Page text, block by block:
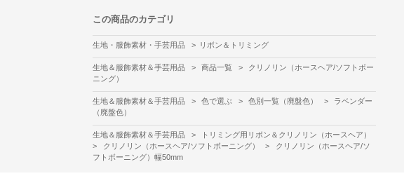
この商品のカテゴリ
生地・服飾素材・手芸用品 > リボン＆トリミング
生地＆服飾素材＆手芸用品 > 商品一覧 >
クリノリン（ホースヘア/ソフトボー
ニング）
生地＆服飾素材＆手芸用品 > 色で選ぶ > 色別一覧（廃盤色） >
ラベンダー
（廃盤色）
生地＆服飾素材＆手芸用品 >
トリミング用リボン＆クリノリン（ホースヘア）
>
クリノリン（ホースヘア/ソフトボーニング） >
クリノリン（ホースヘア/ソ
フトボーニング）幅50mm